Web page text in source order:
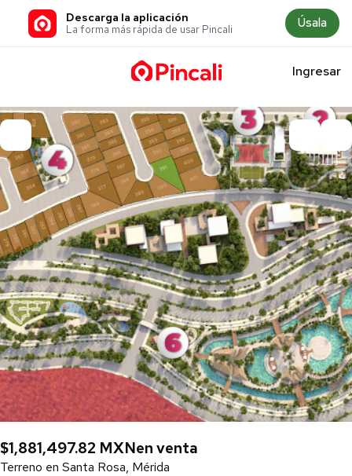
Descarga la aplicación
La forma más rápida de usar Pincali Úsala
Ingresar
$1,881,497.82 MXNen venta
Terreno en Santa Rosa, Mérida